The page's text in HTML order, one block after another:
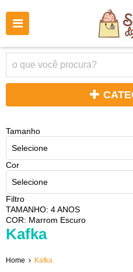
Tamanho
Selecione
Cor
Selecione
Filtro
TAMANHO: 4 ANOS
COR: Marrom Escuro
Kafka
Home Kafka